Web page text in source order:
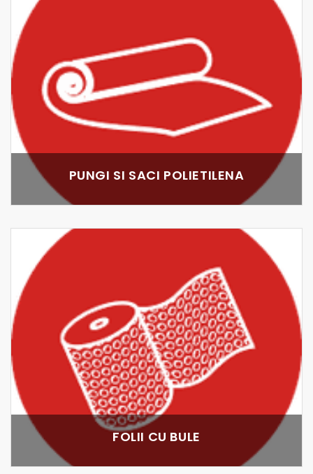
PUNGI SI SACI POLIETILENA
FOLII CU BULE